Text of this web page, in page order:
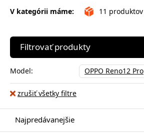
V kategórii máme: 11 produktov
Filtrovať produkty
Model: OPPO Reno12 Pro
zrušiť všetky filtre
Najpredávanejšie